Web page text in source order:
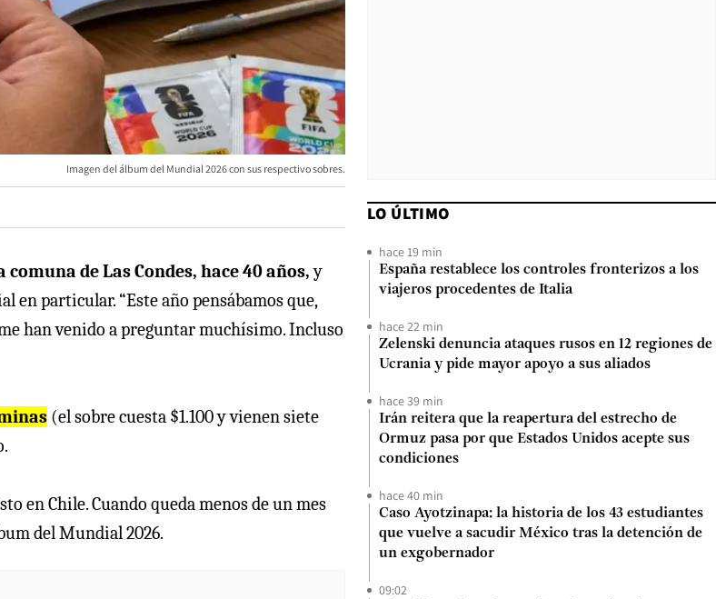
Imagen del álbum del Mundial 2026 con sus respectivo sobres.
de Las Condes, hace 40 años,y
particular. “Este año pensábamos que,
han venido a preguntar muchísimo. Incluso
(el sobre cuesta $1.100 y vienen siete
en Chile. Cuando queda menos de un mes
del Mundial 2026.
LO ÚLTIMO
hace 19 min
España restablece los controles fronterizos a los
viajeros procedentes de Italia
hace 22 min
Zelenski denuncia ataques rusos en 12 regiones de
Ucrania y pide mayor apoyo a sus aliados
hace 39 min
Irán reitera que la reapertura del estrecho de
Ormuz pasa por que Estados Unidos acepte sus
condiciones
hace 40 min
Caso Ayotzinapa: la historia de los 43 estudiantes
que vuelve a sacudir México tras la detención de
un exgobernador
09:02